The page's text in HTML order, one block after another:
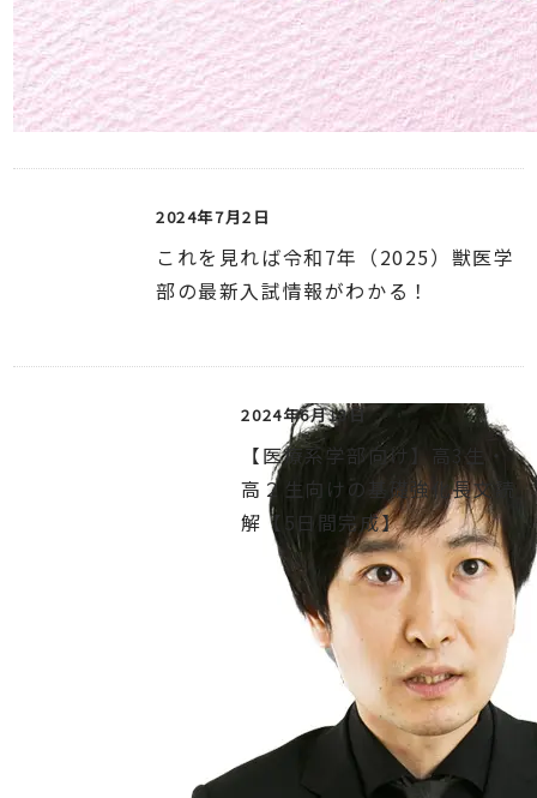
2024年7月2日
これを見れば令和7年（2025）獣医学
部の最新入試情報がわかる！
2024年6月13日
【医療系学部向け】高3生・
高２生向けの基礎強化長文読
解【5日間完成】